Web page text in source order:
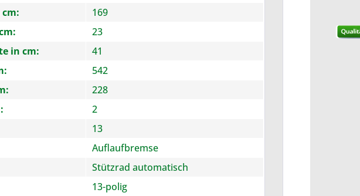
169
23
in cm:
41
542
228
2
13
Auflaufbremse
Stützrad automatisch
13-polig